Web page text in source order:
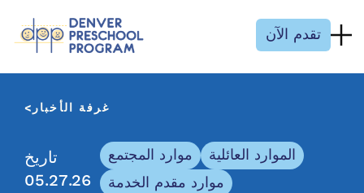
تقدم الآن
غرفة الأخبار
تاريخ
05.27.26
موارد المجتمع
الموارد العائلية
موارد مقدم الخدمة